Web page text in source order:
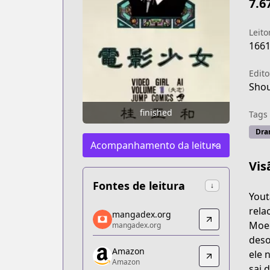
finished
Acompanhamento da leitura
Fontes de leitura ↓
mangadex.org
mangadex.org
https://mangadex.org/title/6d93d9dd-
Amazon
mangadex.org
mangadex.org
Amazon
Amazon
Tags
ele